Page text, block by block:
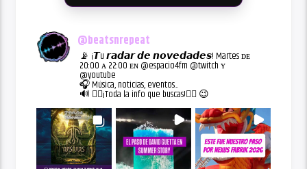
@beatsnrepeat
📡 ¡𝙏u 𝙧𝙖𝙙𝙖𝙧 𝙙𝙚 𝙣𝙤𝙫𝙚𝙙𝙖𝙙𝙚𝙨! Martes ᴅᴇ
20:00 ᴀ 22:00 ᴇɴ @espacio4fm @twitch ʏ
@youtube
🎧 Música, noticias, eventos...
🔊 👇🏻¡Toda la info que buscas!👇🏻 😉